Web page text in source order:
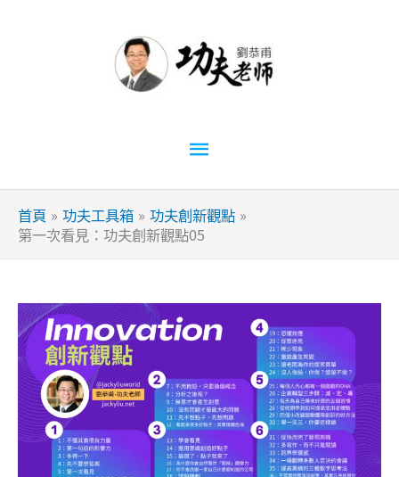
主
要
選
首頁 功夫工具箱
功夫創新觀點
第一次看見：功夫創新觀點05